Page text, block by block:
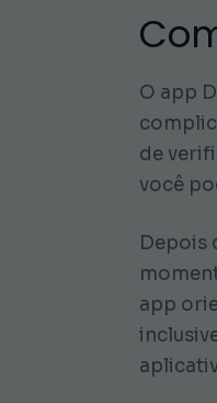
O app
de
você
Depois
app